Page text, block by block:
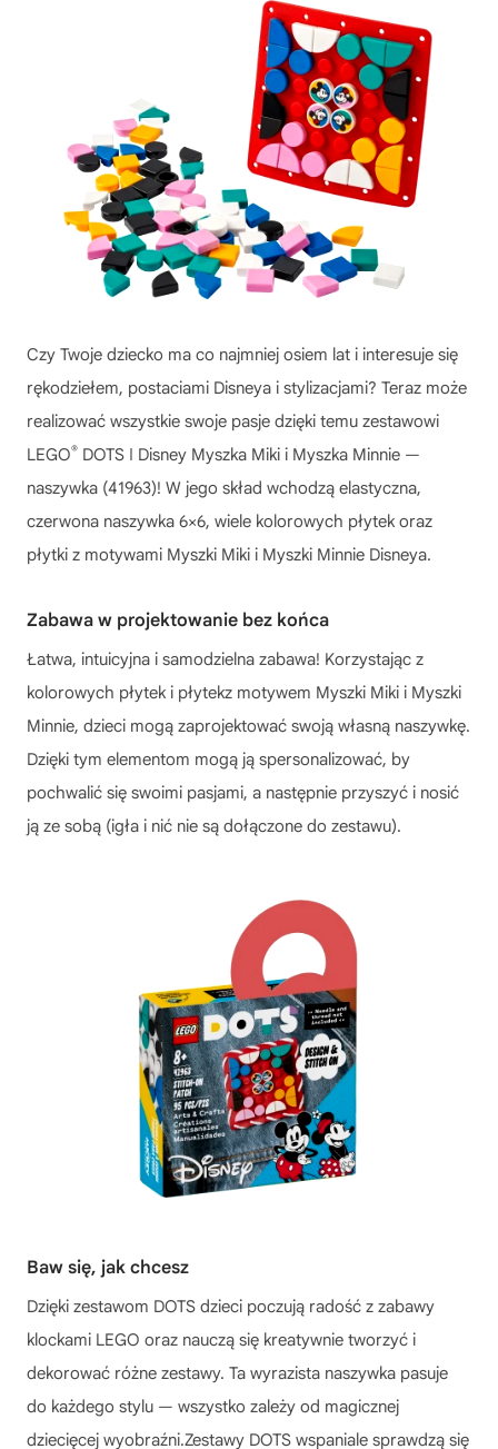
Czy Twoje dziecko ma co najmniej osiem lat i interesuje się
rękodziełem, postaciami Disneya i stylizacjami? Teraz może
realizować wszystkie swoje pasje dzięki temu zestawowi
LEGO® DOTS ǀ Disney Myszka Miki i Myszka Minnie —
naszywka (41963)! W jego skład wchodzą elastyczna,
czerwona naszywka 6×6, wiele kolorowych płytek oraz
płytki z motywami Myszki Miki i Myszki Minnie Disneya.
Zabawa w projektowanie bez końca
Łatwa, intuicyjna i samodzielna zabawa! Korzystając z
kolorowych płytek i płytekz motywem Myszki Miki i Myszki
Minnie, dzieci mogą zaprojektować swoją własną naszywkę.
Dzięki tym elementom mogą ją spersonalizować, by
pochwalić się swoimi pasjami, a następnie przyszyć i nosić
ją ze sobą (igła i nić nie są dołączone do zestawu).
Baw się, jak chcesz
Dzięki zestawom DOTS dzieci poczują radość z zabawy
klockami LEGO oraz nauczą się kreatywnie tworzyć i
dekorować różne zestawy. Ta wyrazista naszywka pasuje
do każdego stylu — wszystko zależy od magicznej
dziecięcej wyobraźni.Zestawy DOTS wspaniale sprawdzą się